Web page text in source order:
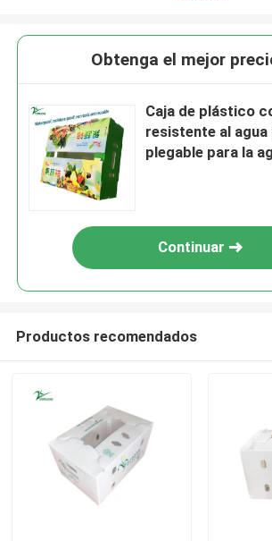
En casa
Obtenga el mejor
Caja de plástico
resistente al agua
plegable para la
Continuar
Productos recomendados